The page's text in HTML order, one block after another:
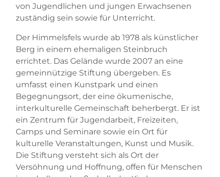
von Jugendlichen und jungen Erwachsenen
zuständig sein sowie für Unterricht.
Der Himmelsfels wurde ab 1978 als künstlicher
Berg in einem ehemaligen Steinbruch
errichtet. Das Gelände wurde 2007 an eine
gemeinnützige Stiftung übergeben. Es
umfasst einen Kunstpark und einen
Begegnungsort, der eine ökumenische,
interkulturelle Gemeinschaft beherbergt. Er ist
ein Zentrum für Jugendarbeit, Freizeiten,
Camps und Seminare sowie ein Ort für
kulturelle Veranstaltungen, Kunst und Musik.
Die Stiftung versteht sich als Ort der
Versöhnung und Hoffnung, offen für Menschen